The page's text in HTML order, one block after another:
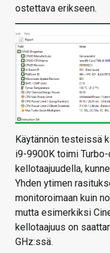
ostettava erikseen.
Käytännön testeissä
i9-9900K toimi
kellotaajuudella,
Yhden ytimen
monitoroimaan kuin
mutta esimerkiksi
kellotaajuus on
GHz:ssä.